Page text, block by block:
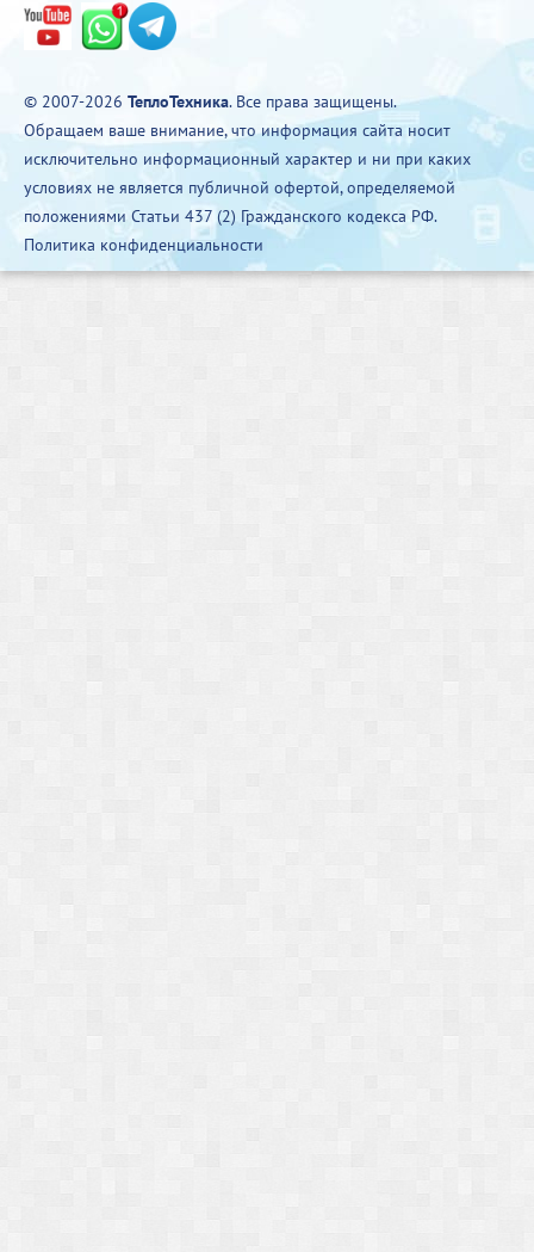
© 2007-2026 ТеплоТехника. Все права защищены.
Обращаем ваше внимание, что информация сайта носит
исключительно информационный характер и ни при каких
условиях не является публичной офертой, определяемой
положениями Статьи 437 (2) Гражданского кодекса РФ.
Политика конфиденциальности